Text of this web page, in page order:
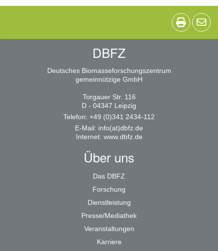
DBFZ
Deutsches Biomasseforschungszentrum
gemeinnützige GmbH
Torgauer Str. 116
D - 04347 Leipzig
Telefon: +49 (0)341 2434-112
E-Mail: info(at)dbfz.de
Internet: www.dbfz.de
Über uns
Das DBFZ
Forschung
Dienstleistung
Presse/Mediathek
Veranstaltungen
Karriere